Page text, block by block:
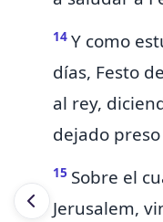
14 Y como
días, Festo
al rey,
dejado
15 Sobre el
Jerusalem,